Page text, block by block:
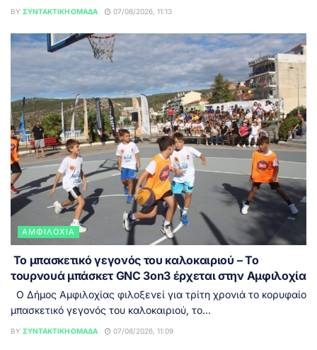
BY ΣΥΝΤΑΚΤΙΚΉ ΟΜΆΔΑ 07/08/2026, 11:13
ΑΜΦΙΛΟΧΊΑ
Το μπασκετικό γεγονός του καλοκαιριού – Το
τουρνουά μπάσκετ GNC 3on3 έρχεται στην Αμφιλοχία
Ο Δήμος Αμφιλοχίας φιλοξενεί για τρίτη χρονιά το κορυφαίο
μπασκετικό γεγονός του καλοκαιριού, το...
BY ΣΥΝΤΑΚΤΙΚΉ ΟΜΆΔΑ 07/08/2026, 11:09